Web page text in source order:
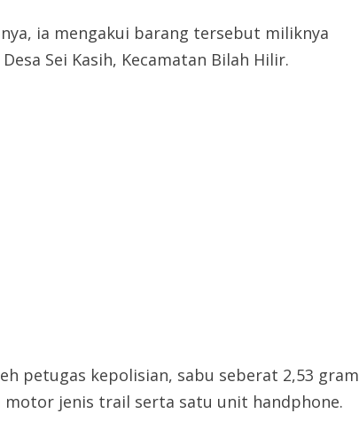
ia mengakui barang tersebut miliknya
Sei Kasih, Kecamatan Bilah Hilir.
petugas kepolisian, sabu seberat 2,53 gram
jenis trail serta satu unit handphone.